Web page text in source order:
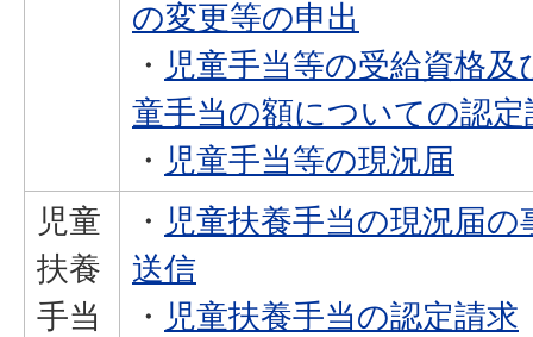
の変更等の申出
・ 児童手当等の受給資格及
童手当の額についての認定
・ 児童手当等の現況届
児童
扶養
手当
・ 児童扶養手当の現況届の
送信
・ 児童扶養手当の認定請求